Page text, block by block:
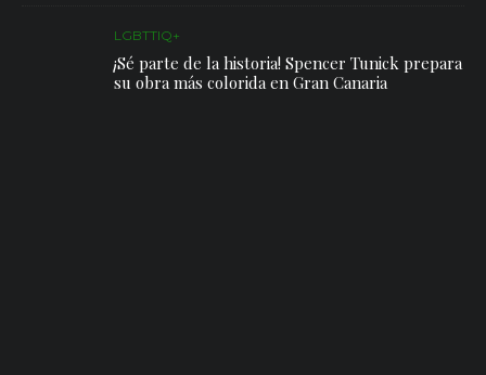
LGBTTIQ+
¡Sé parte de la historia! Spencer Tunick prepara
su obra más colorida en Gran Canaria